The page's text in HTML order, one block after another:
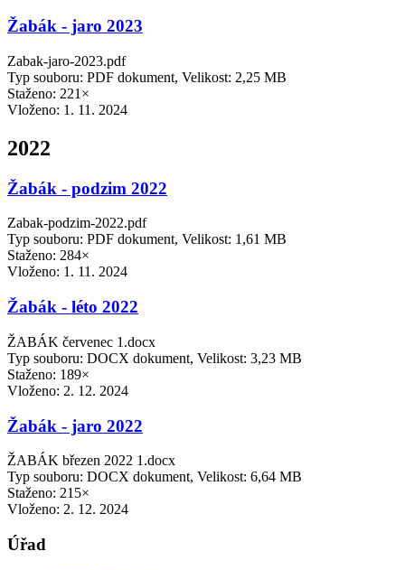
Žabák - jaro 2023
Zabak-jaro-2023.pdf
Typ souboru: PDF dokument, Velikost: 2,25 MB
Staženo: 221×
Vloženo: 1. 11. 2024
2022
Žabák - podzim 2022
Zabak-podzim-2022.pdf
Typ souboru: PDF dokument, Velikost: 1,61 MB
Staženo: 284×
Vloženo: 1. 11. 2024
Žabák - léto 2022
ŽABÁK červenec 1.docx
Typ souboru: DOCX dokument, Velikost: 3,23 MB
Staženo: 189×
Vloženo: 2. 12. 2024
Žabák - jaro 2022
ŽABÁK březen 2022 1.docx
Typ souboru: DOCX dokument, Velikost: 6,64 MB
Staženo: 215×
Vloženo: 2. 12. 2024
Úřad